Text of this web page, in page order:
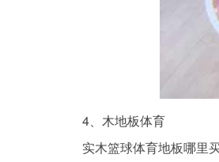
4、木地板体育
实木篮球体育地板哪里买